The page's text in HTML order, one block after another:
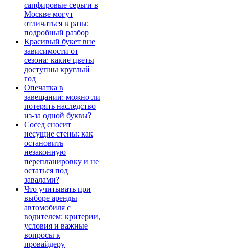
сапфировые серьги в
Москве могут
отличаться в разы:
подробный разбор
Красивый букет вне
зависимости от
сезона: какие цветы
доступны круглый
год
Опечатка в
завещании: можно ли
потерять наследство
из-за одной буквы?
Сосед сносит
несущие стены: как
остановить
незаконную
перепланировку и не
остаться под
завалами?
Что учитывать при
выборе аренды
автомобиля с
водителем: критерии,
условия и важные
вопросы к
провайдеру